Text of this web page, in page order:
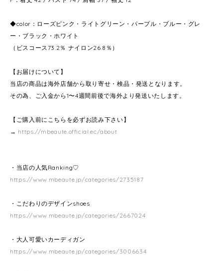
◆color：ローズピンク・ライトグリーン・パープル・ブルー・グレ
ー・ブラック・ホワイト
（ビスコース73.2％ ナイロン26.8％）
【お届けについて】
当店の商品は海外店舗から取り寄せ・検品・発送となります。
その為、ご入金から1〜4週間前後で海外より発送いたします。
【ご購入前にこちらを必ずお読み下さい】
→ https://mbeaute.official.ec/about
・当店の人気Ranking♡
https://www.mbeaute.jp/categories/2735187
・こだわりのデザインshoes
https://www.mbeaute.jp/categories/2667024
・大人可愛いカーディガン
https://www.mbeaute.jp/categories/3006634